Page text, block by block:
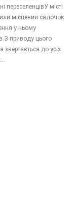
переселенцівУ місті
місцевий садочок
у ньому
приводу цього
звертається до усіх